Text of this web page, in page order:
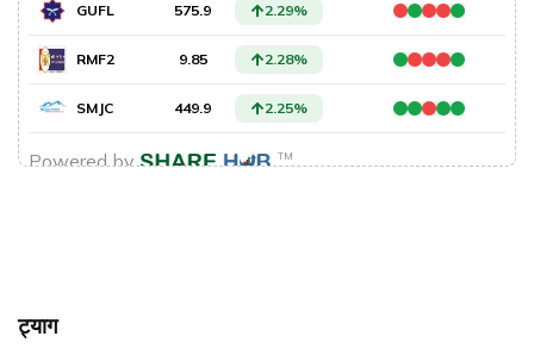
ट्याग